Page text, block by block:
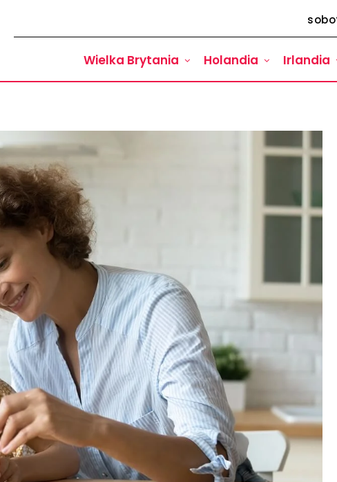
Wielka Brytania Holandia Irlandia